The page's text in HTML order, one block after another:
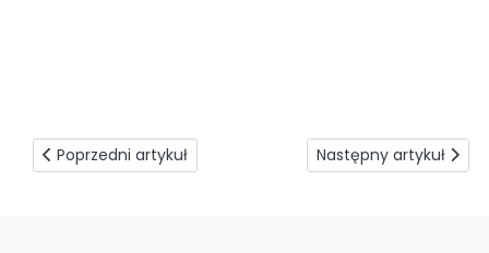
Poprzedni artykuł: Nowe SKN „Druh”
Poprzedni artykuł Następny artykuł: O
Następny artykuł